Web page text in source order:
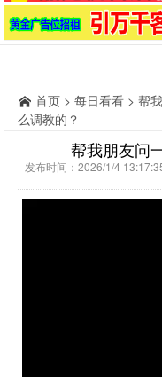
首页 > 每日看看 > 帮
么调教的？
帮我朋友问
发布时间：2026/1/4